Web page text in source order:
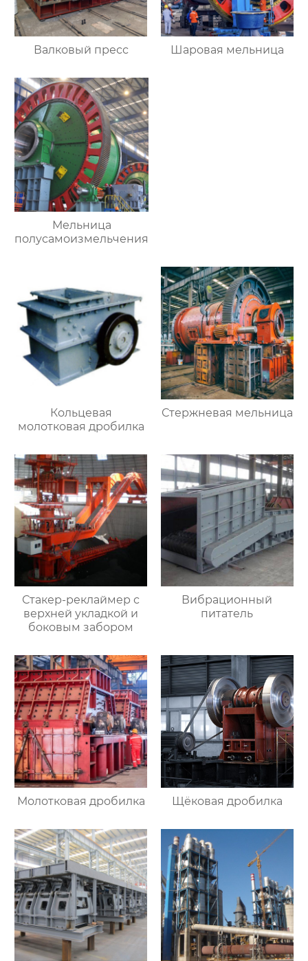
Валковый пресс Шаровая мельница
Мельница
полусамоизмельчения
Кольцевая
молотковая дробилка
Стержневая мельница
Стакер-реклаймер с
верхней укладкой и
боковым забором
Вибрационный
питатель
Молотковая дробилка Щёковая дробилка